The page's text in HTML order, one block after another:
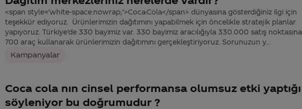
<span style='white-space:nowrap;'>Coca-Cola</span> dünyasına gösterdiğiniz ilgi için
teşekkür ediyoruz. Ürünlerimizin dağıtımını yapabilmek için öncelikle stratejik planlar
yapıyoruz. Türkiye’de 330 bayimiz var. 330 bayimiz aracılığıyla 330.000 satış noktasına
700 araç kullanarak ürünlerimizin dağıtımını gerçekleştiriyoruz. Sorunuzun y...
Kampanyalar
Coca cola nın cinsel performansa olumsuz etki yaptığı
söyleniyor bu doğrumudur ?